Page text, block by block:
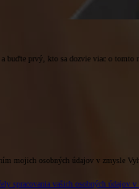
buďte prvý, kto sa dozvie viac o tomto
mojich osobných údajov v zmysle
spracovania vašich osobných údajov